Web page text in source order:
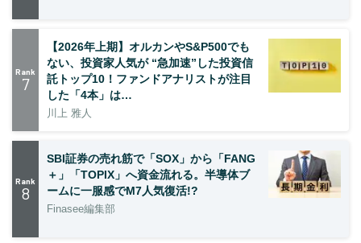
Rank
7
【2026年上期】オルカンやS&P500でも
ない、投資家人気が “急加速”した投資信
託トップ10！ファンドアナリストが注目
した「4本」は…
川上 雅人
Rank
8
SBI証券の売れ筋で「SOX」から「FANG
＋」「TOPIX」へ資金流れる。半導体ブ
ームに一服感でM7人気復活!?
Finasee編集部